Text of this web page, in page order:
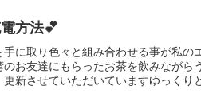
方法💕
手に取り色々と組み合わせる事が私
お友達にもらったお茶を飲みなが
新させていただいていますゆっくり